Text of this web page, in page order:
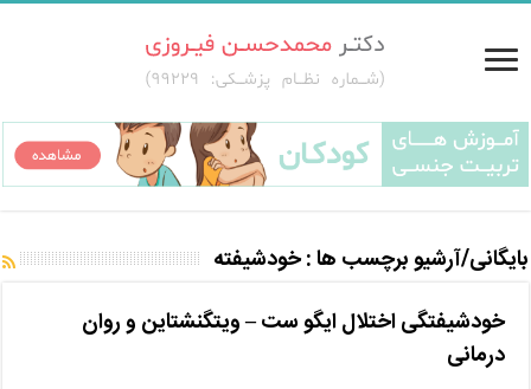
بایگانی/آرشیو برچسب ها :خودشیفته
خودشیفتگی اختلال ایگو ست – ویتگنشتاین و روان
درمانی